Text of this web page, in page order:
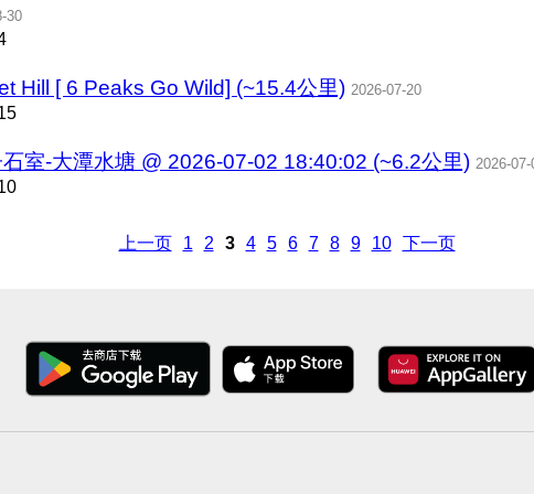
30
Hill [ 6 Peaks Go Wild] (~15.4公里) 2026-07-20
室-大潭水塘 @ 2026-07-02 18:40:02 (~6.2公里) 2026-07-
上一页 1 2 3 4 5 6 7 8 9 10 下一页